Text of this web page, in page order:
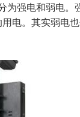
为强电和弱电
电。其实弱电